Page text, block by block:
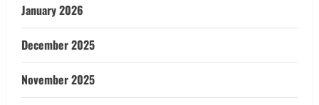
January 2026
December 2025
November 2025